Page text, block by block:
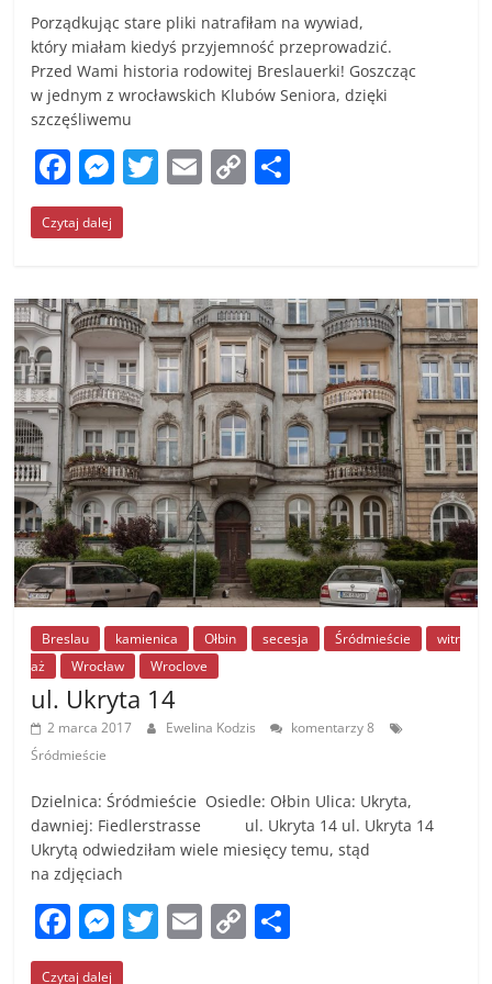
Porządkując stare pliki natrafiłam na wywiad,
który miałam kiedyś przyjemność przeprowadzić.
Przed Wami historia rodowitej Breslauerki! Goszcząc
w jednym z wrocławskich Klubów Seniora, dzięki
szczęśliwemu
F
a
c
b
o
o
k
M
e
ss
n
g
er
T E C
Li
n
k
Czytaj dalej
Breslau kamienica Ołbin secesja Śródmieście
witr
aż
Wrocław Wroclove
ul. Ukryta 14
2 marca 2017 Ewelina Kodzis
komentarzy 8
Śródmieście
Dzielnica: Śródmieście Osiedle: Ołbin Ulica: Ukryta,
dawniej: Fiedlerstrasse ul. Ukryta 14 ul. Ukryta 14
Ukrytą odwiedziłam wiele miesięcy temu, stąd
na zdjęciach
F
a
M
e
T E C
Czytaj dalej